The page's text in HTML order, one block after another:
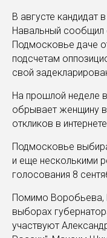
В августе
Навальный
Подмосковье даче
подсчетам
свой
На прошлой неделе
обрывает женщину
откликов в интернете.
Подмосковье
и еще несколькими
голосования 8
Помимо Воробьева,
выборах
участвуют